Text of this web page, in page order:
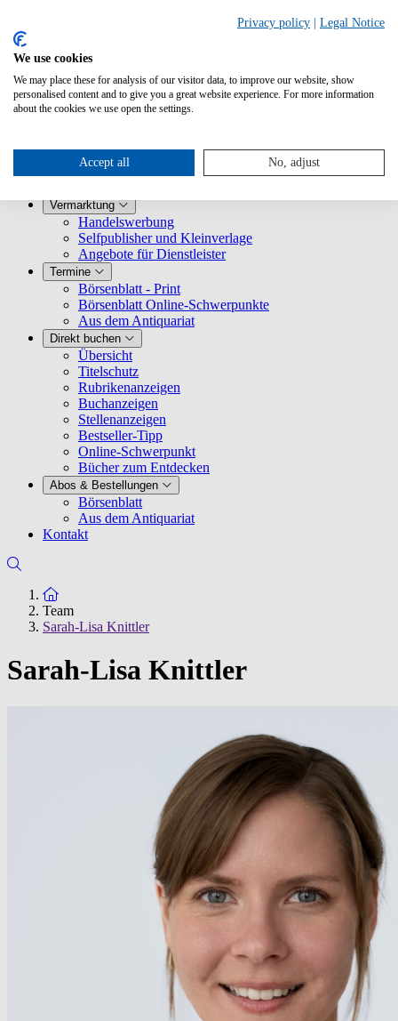
Produkte
Übersicht
#BookTok
Aus dem Antiquariat
Vermarktung
Handelswerbung
Selfpublisher und Kleinverlage
Angebote für Dienstleister
Termine
Börsenblatt - Print
Börsenblatt Online-Schwerpunkte
Aus dem Antiquariat
Direkt buchen
Übersicht
Titelschutz
Rubrikenanzeigen
Buchanzeigen
Stellenanzeigen
Bestseller-Tipp
Online-Schwerpunkt
Bücher zum Entdecken
Abos & Bestellungen
Börsenblatt
Aus dem Antiquariat
Kontakt
Zur Startseite
Team
Sarah-Lisa Knittler
Sarah-Lisa Knittler
Privacy policy Legal Notice
We use cookies
We may place these for analysis of our visitor data, to improve our website, show
personalised content and to give you a great website experience. For more information
about the cookies we use open the settings.
Accept all No, adjust